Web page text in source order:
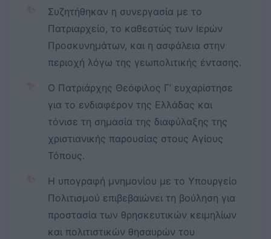
✨
Συζητήθηκαν η συνεργασία με το
Πατριαρχείο, το καθεστώς των Ιερών
Προσκυνημάτων, και η ασφάλεια στην
περιοχή λόγω της γεωπολιτικής έντασης.
✨
Ο Πατριάρχης Θεόφιλος Γ’ ευχαρίστησε
για το ενδιαφέρον της Ελλάδας και
τόνισε τη σημασία της διαφύλαξης της
χριστιανικής παρουσίας στους Αγίους
Τόπους.
✨
Η υπογραφή μνημονίου με το Υπουργείο
Πολιτισμού επιβεβαιώνει τη βούληση για
προστασία των θρησκευτικών κειμηλίων
και πολιτιστικών θησαυρών του